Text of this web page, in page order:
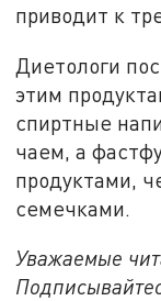
приводит к
Диетологи
этим
спиртные
чаем, а
продуктами,
семечками.
Уважаемые